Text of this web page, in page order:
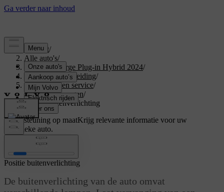
Support/
Alle auto's/
XC40 Recharge Plug-in Hybrid 2024/
Gebruikershandleiding/
Onderhoud en service/
Lamp vervangen/
Positie buitenverlichting
Ondersteuning op maatKrijg relevante informatie voor uw
specifieke auto.
Positie buitenverlichting
De buitenverlichting van de auto omvat